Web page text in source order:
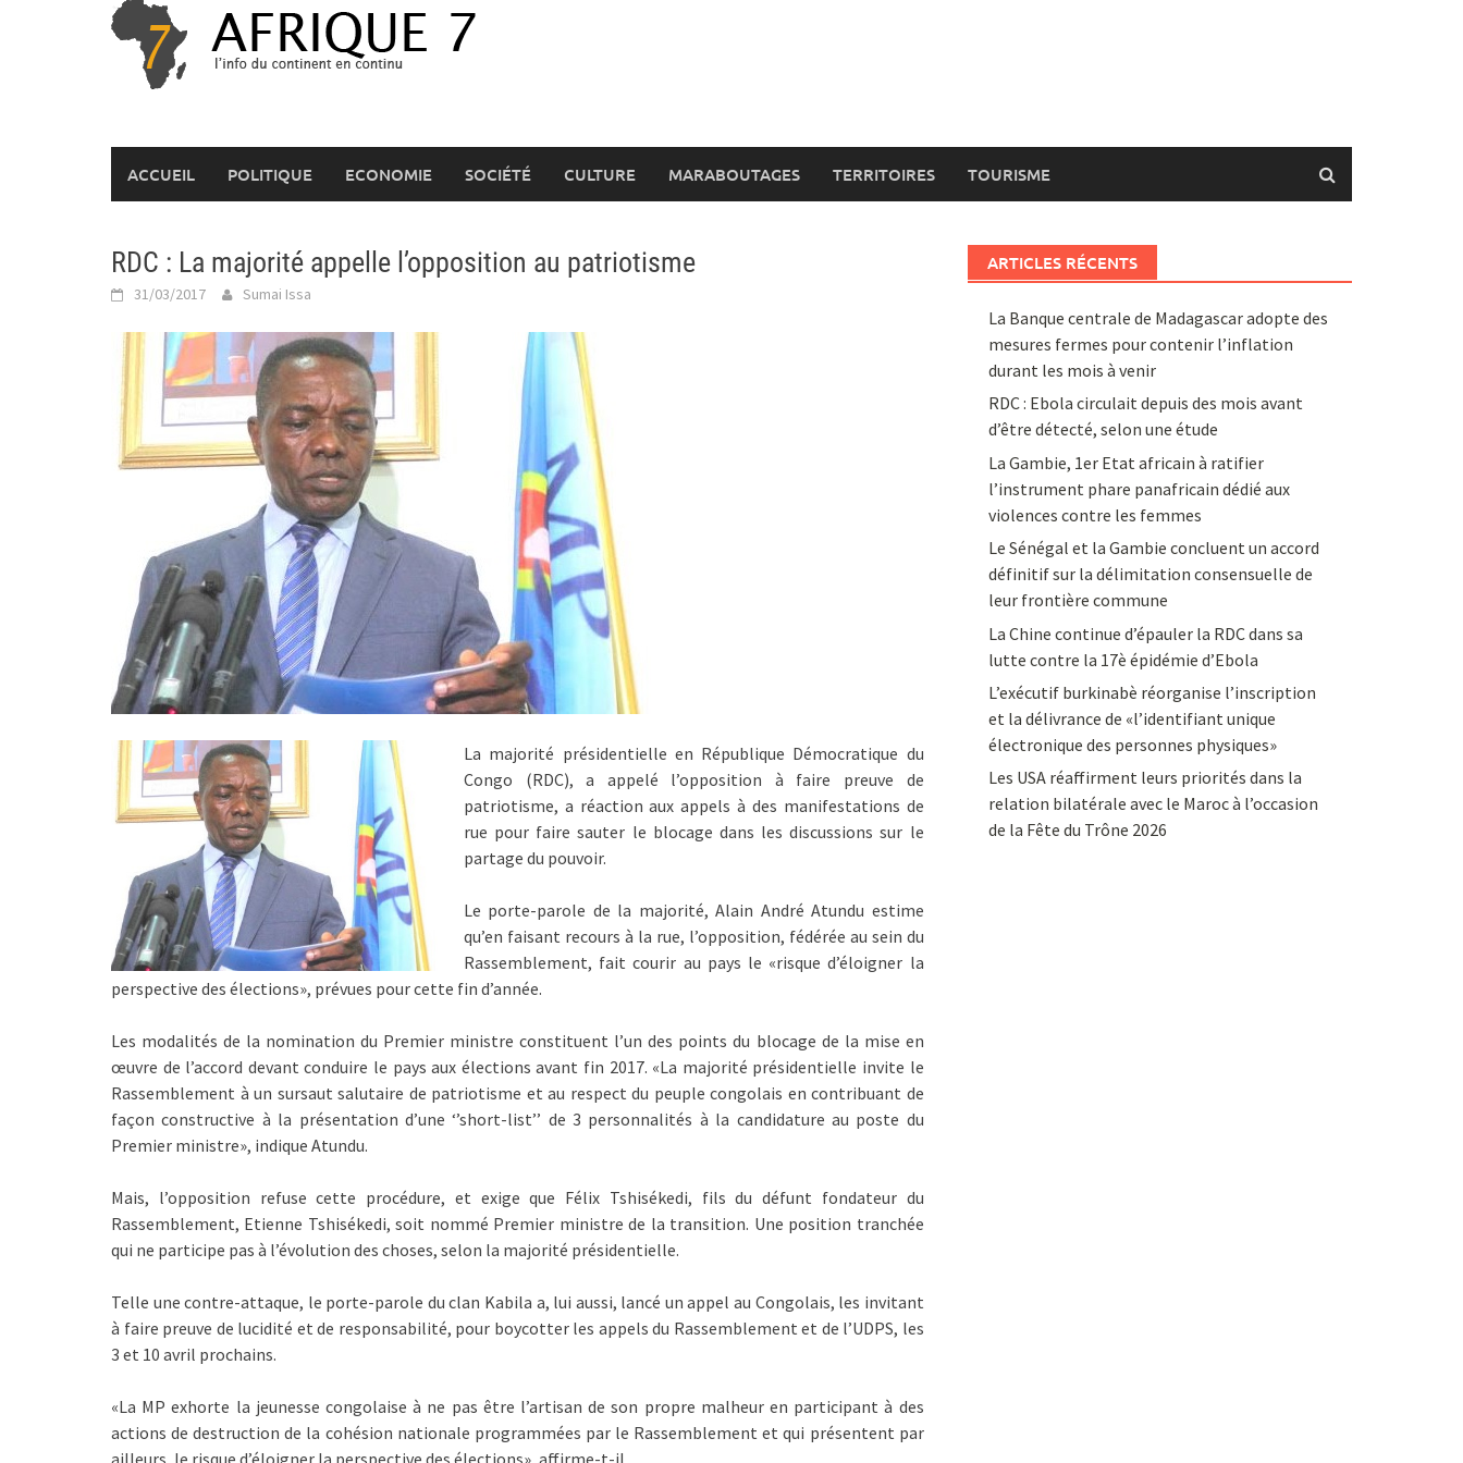
ACCUEIL POLITIQUE ECONOMIE SOCIÉTÉ CULTURE MARABOUTAGES TERRITOIRES TOURISME
RDC : La majorité appelle l’opposition au patriotisme
31/03/2017 Sumai Issa
La majorité présidentielle en République Démocratique du
Congo (RDC), a appelé l’opposition à faire preuve de
patriotisme, a réaction aux appels à des manifestations de
rue pour faire sauter le blocage dans les discussions sur le
partage du pouvoir.
Le porte-parole de la majorité, Alain André Atundu estime
qu’en faisant recours à la rue, l’opposition, fédérée au sein du
Rassemblement, fait courir au pays le «risque d’éloigner la
perspective des élections», prévues pour cette fin d’année.
Les modalités de la nomination du Premier ministre constituent l’un des points du blocage de la mise en
œuvre de l’accord devant conduire le pays aux élections avant fin 2017. «La majorité présidentielle invite le
Rassemblement à un sursaut salutaire de patriotisme et au respect du peuple congolais en contribuant de
façon constructive à la présentation d’une ‘’short-list’’ de 3 personnalités à la candidature au poste du
Premier ministre», indique Atundu.
Mais, l’opposition refuse cette procédure, et exige que Félix Tshisékedi, fils du défunt fondateur du
Rassemblement, Etienne Tshisékedi, soit nommé Premier ministre de la transition. Une position tranchée
qui ne participe pas à l’évolution des choses, selon la majorité présidentielle.
Telle une contre-attaque, le porte-parole du clan Kabila a, lui aussi, lancé un appel au Congolais, les invitant
à faire preuve de lucidité et de responsabilité, pour boycotter les appels du Rassemblement et de l’UDPS, les
3 et 10 avril prochains.
«La MP exhorte la jeunesse congolaise à ne pas être l’artisan de son propre malheur en participant à des
actions de destruction de la cohésion nationale programmées par le Rassemblement et qui présentent par
ailleurs, le risque d’éloigner la perspective des élections», affirme-t-il.
ARTICLES RÉCENTS
La Banque centrale de Madagascar adopte des
mesures fermes pour contenir l’inflation
durant les mois à venir
RDC : Ebola circulait depuis des mois avant
d’être détecté, selon une étude
La Gambie, 1er Etat africain à ratifier
l’instrument phare panafricain dédié aux
violences contre les femmes
Le Sénégal et la Gambie concluent un accord
définitif sur la délimitation consensuelle de
leur frontière commune
La Chine continue d’épauler la RDC dans sa
lutte contre la 17è épidémie d’Ebola
L’exécutif burkinabè réorganise l’inscription
et la délivrance de «l’identifiant unique
électronique des personnes physiques»
Les USA réaffirment leurs priorités dans la
relation bilatérale avec le Maroc à l’occasion
de la Fête du Trône 2026